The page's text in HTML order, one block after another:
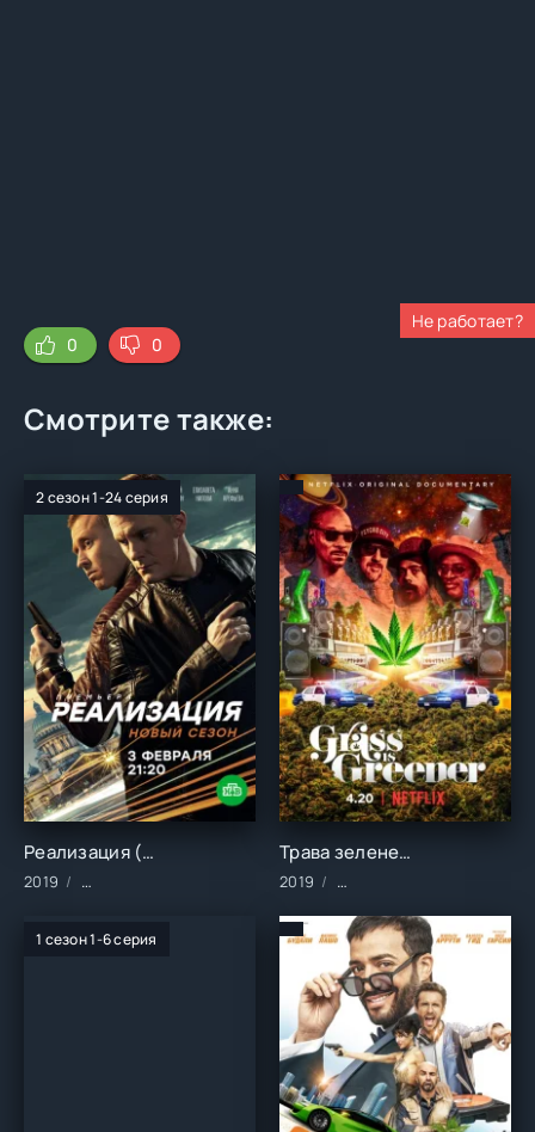
Не работает?
0
0
Смотрите также:
2 сезон 1-24 серия
Реализация (1-2 сезон)
2019 Сериалы/2019 год/Зарубежные/Русские/Детективы
Трава зеленее ()
2019 Фильмы/2019 год/
1 сезон 1-6 серия